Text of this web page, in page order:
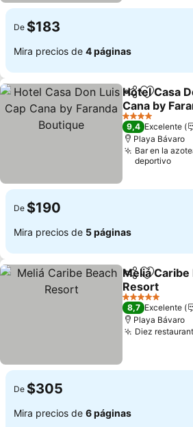
De $183
Mira precios de 4 páginas
Compartir
Agregar
Hotel Casa
Cana by
Boutique
Ver precios
4 Estrellas
9,4 Excelente
Playa Bávaro
Bar en la
deportivo
De $190
Mira precios de 5 páginas
Compartir
Agregar
Meliá Caribe
Resort
Ver precios
5 Estrellas
8,7 Excelente
Playa Bávaro
Diez
De $305
Mira precios de 6 páginas